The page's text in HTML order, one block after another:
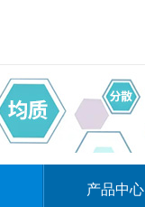
产品中心